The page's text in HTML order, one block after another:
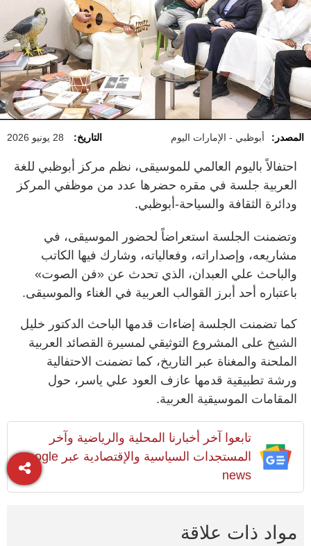
المصدر: أبوظبي - الإمارات اليوم التاريخ: 28 يونيو 2026
احتفالاً باليوم العالمي للموسيقى، نظم مركز أبوظبي للغة
العربية جلسة في مقره حضرها عدد من موظفي المركز
ودائرة الثقافة والسياحة-أبوظبي.
وتضمنت الجلسة استعراضاً لحضور الموسيقى، في
مشاريعه، وإصداراته، وفعالياته، وشارك فيها الكاتب
والباحث علي العبدان، الذي تحدث عن «فن الصوت»
باعتباره أحد أبرز القوالب العربية في الغناء والموسيقى.
كما تضمنت الجلسة إضاءات قدمها الباحث الدكتور خليل
الشيخ على المشروع التوثيقي لمسيرة القصائد العربية
الملحنة والمغناة عبر التاريخ، كما تضمنت الاحتفالية
ورشة تطبيقية قدمها عازف العود علي ياسر، حول
المقامات الموسيقية العربية.
تابعوا آخر أخبارنا المحلية والرياضية وآخر
المستجدات السياسية والإقتصادية عبر Google
news
مواد ذات علاقة